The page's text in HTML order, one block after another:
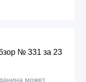
№ 331 за 23
может